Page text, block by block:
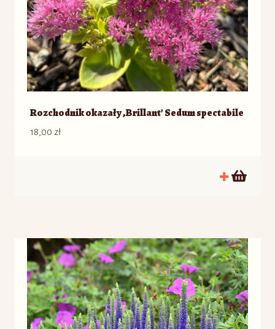
Rozchodnik okazały ‚Brillant’ Sedum spectabile
18,00 zł